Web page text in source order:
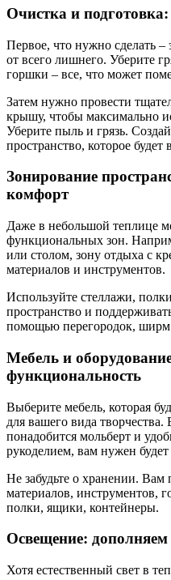
Очистка и
Первое, что нужно сделать –
от всего лишнего. Уберите
горшки – все, что может
Затем нужно провести
крышу, чтобы максимально
Уберите пыль и грязь.
пространство, которое будет
Зонирование
комфорт
Даже в небольшой теплице
функциональных зон.
или столом, зону отдыха с
материалов и инструментов.
Используйте стеллажи,
пространство и
помощью перегородок, ширм
Мебель и
функциональность
Выберите мебель, которая
для вашего вида
понадобится мольберт и
рукоделием, вам нужен
Не забудьте о хранении. Вам
материалов, инструментов,
полки, ящики, контейнеры.
Освещение: дополняем
Хотя естественный свет в